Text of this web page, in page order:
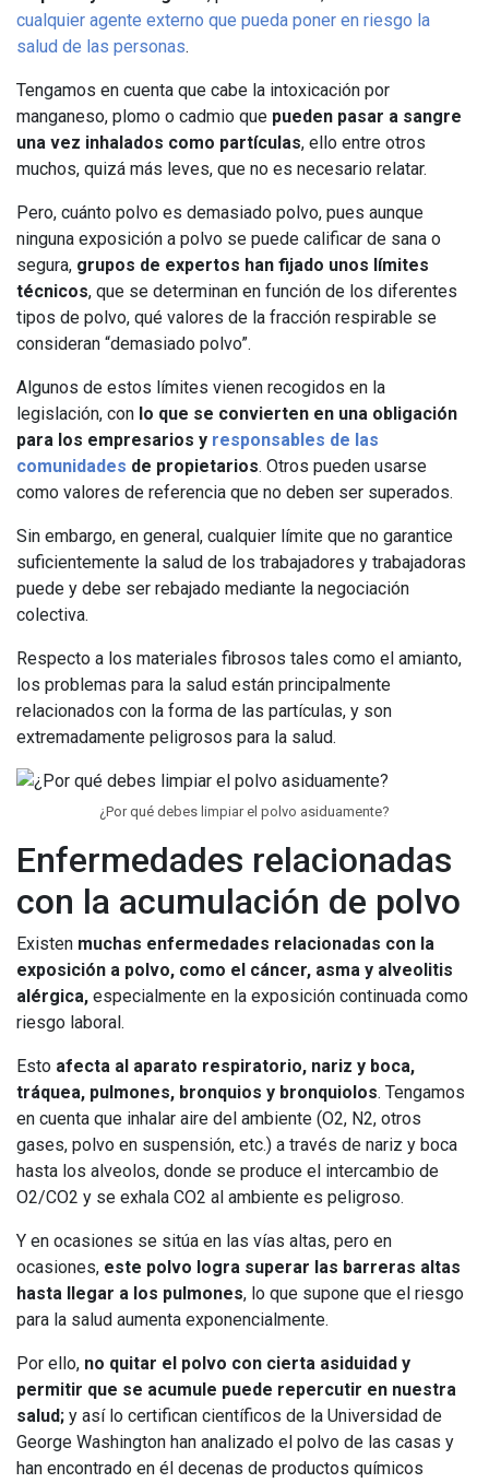
cualquier agente externo que pueda poner en riesgo la
salud de las personas.
Tengamos en cuenta que cabe la intoxicación por
manganeso, plomo o cadmio que pueden pasar a sangre
una vez inhalados como partículas, ello entre otros
muchos, quizá más leves, que no es necesario relatar.
Pero, cuánto polvo es demasiado polvo, pues aunque
ninguna exposición a polvo se puede calificar de sana o
segura, grupos de expertos han fijado unos límites
técnicos, que se determinan en función de los diferentes
tipos de polvo, qué valores de la fracción respirable se
consideran “demasiado polvo”.
Algunos de estos límites vienen recogidos en la
legislación, con lo que se convierten en una obligación
para los empresarios y responsables de las
comunidades de propietarios. Otros pueden usarse
como valores de referencia que no deben ser superados.
Sin embargo, en general, cualquier límite que no garantice
suficientemente la salud de los trabajadores y trabajadoras
puede y debe ser rebajado mediante la negociación
colectiva.
Respecto a los materiales fibrosos tales como el amianto,
los problemas para la salud están principalmente
relacionados con la forma de las partículas, y son
extremadamente peligrosos para la salud.
¿Por qué debes limpiar el polvo asiduamente?
Enfermedades relacionadas
con la acumulación de polvo
Existen muchas enfermedades relacionadas con la
exposición a polvo, como el cáncer, asma y alveolitis
alérgica, especialmente en la exposición continuada como
riesgo laboral.
Esto afecta al aparato respiratorio, nariz y boca,
tráquea, pulmones, bronquios y bronquiolos. Tengamos
en cuenta que inhalar aire del ambiente (O2, N2, otros
gases, polvo en suspensión, etc.) a través de nariz y boca
hasta los alveolos, donde se produce el intercambio de
O2/CO2 y se exhala CO2 al ambiente es peligroso.
Y en ocasiones se sitúa en las vías altas, pero en
ocasiones, este polvo logra superar las barreras altas
hasta llegar a los pulmones, lo que supone que el riesgo
para la salud aumenta exponencialmente.
Por ello, no quitar el polvo con cierta asiduidad y
permitir que se acumule puede repercutir en nuestra
salud; y así lo certifican científicos de la Universidad de
George Washington han analizado el polvo de las casas y
han encontrado en él decenas de productos químicos